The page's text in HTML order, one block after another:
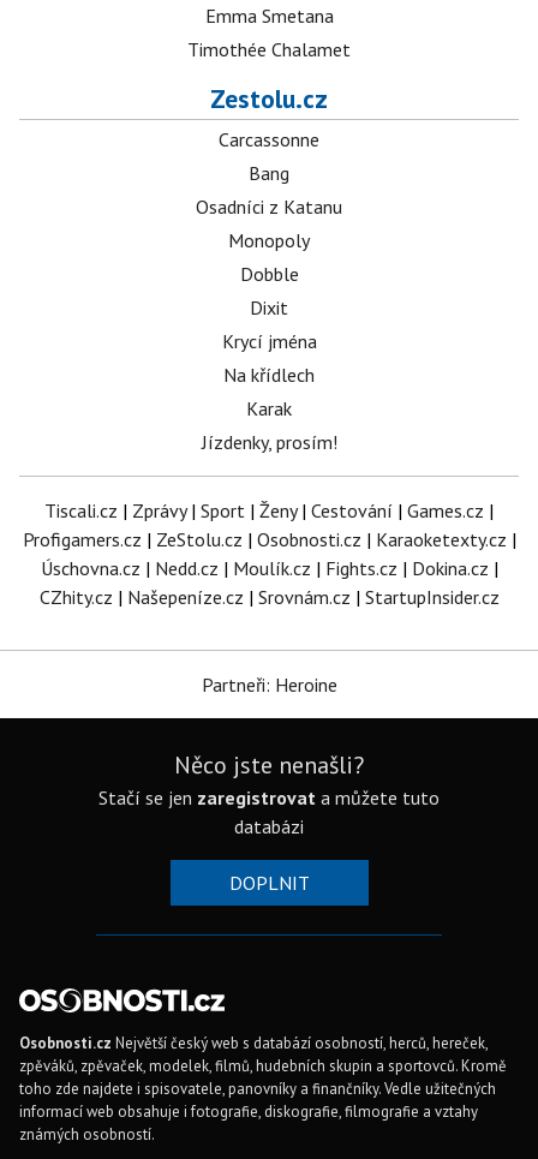
Emma Smetana
Timothée Chalamet
Zestolu.cz
Carcassonne
Bang
Osadníci z Katanu
Monopoly
Dobble
Dixit
Krycí jména
Na křídlech
Karak
Jízdenky, prosím!
Tiscali.cz | Zprávy| Sport | Ženy| Cestování | Games.cz |
Profigamers.cz | ZeStolu.cz | Osobnosti.cz | Karaoketexty.cz |
Úschovna.cz | Nedd.cz | Moulík.cz | Fights.cz | Dokina.cz |
CZhity.cz | Našepeníze.cz | Srovnám.cz | StartupInsider.cz
Partneři: Heroine
Něco jste nenašli?
Stačí se jen zaregistrovat a můžete tuto
databázi
DOPLNIT
Osobnosti.cz Největší český web s databází osobností, herců, hereček,
zpěváků, zpěvaček, modelek, filmů, hudebních skupin a sportovců. Kromě
toho zde najdete i spisovatele, panovníky a finančníky. Vedle užitečných
informací web obsahuje i fotografie, diskografie, filmografie a vztahy
známých osobností.